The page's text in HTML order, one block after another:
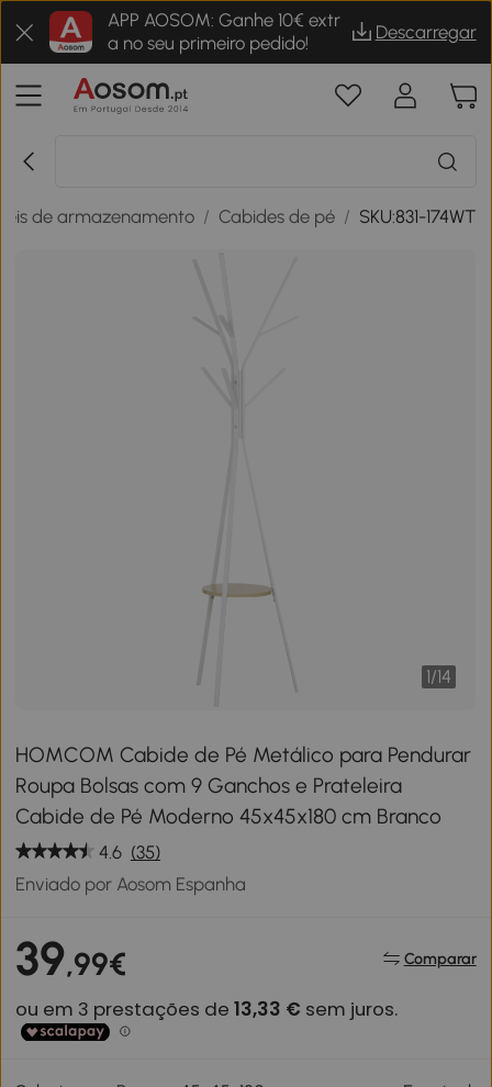
APP AOSOM: Ganhe 10€ extr
a no seu primeiro pedido!
Descarregar
de armazenamento / Cabides de pé / SKU:831-174WT
1/14
HOMCOM Cabide de Pé Metálico para Pendurar
Roupa Bolsas com 9 Ganchos e Prateleira
Cabide de Pé Moderno 45x45x180 cm Branco
4.6 (35)
Enviado por Aosom Espanha
39,99€ Comparar